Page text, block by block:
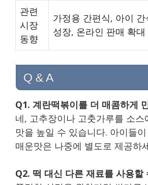
관련
시장
동향
가정용 간편식, 아이
성장, 온라인 판매 확대
Q & A
Q1. 계란떡볶이를 더 매콤하게
네, 고추장이나 고춧가루를 소스
맛을 높일 수 있습니다. 아이들
매운맛은 나중에 별도로 제공하
Q2. 떡 대신 다른 재료를 사용할